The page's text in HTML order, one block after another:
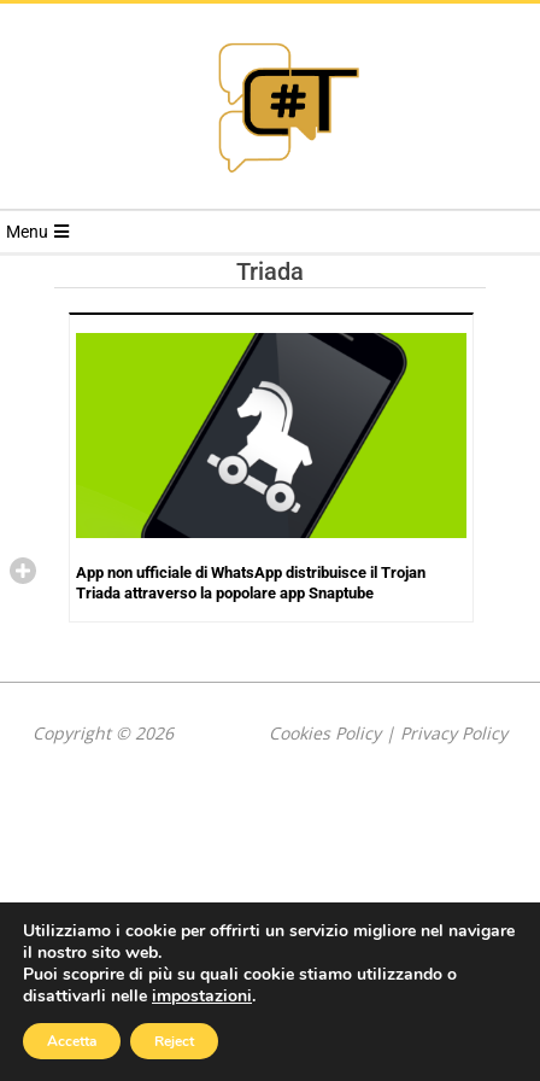
RIVISTA
TRENDS
Menu
Triada
App non ufficiale di WhatsApp distribuisce il Trojan
Triada attraverso la popolare app Snaptube
Copyright © 2026 Cookies Policy| Privacy Policy
Utilizziamo i cookie per offrirti un servizio migliore nel navigare
il nostro sito web.
Puoi scoprire di più su quali cookie stiamo utilizzando o
disattivarli nelle impostazioni.
Accetta Reject